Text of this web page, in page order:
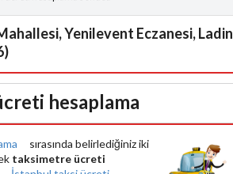
Yenilevent Eczanesi, Ladin
hesaplama
sırasında belirlediğiniz iki
taksimetre ücreti